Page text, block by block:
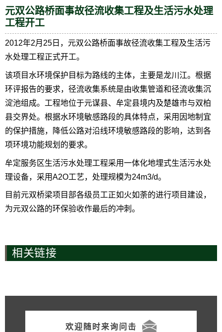
元双公路桥面事故径流收集工程及生活污水处理
工程开工
2012年2月25日，元双公路桥面事故径流收集工程及生活污
水处理工程正式开工。
该项目水环境保护目标为路线的主体，主要是龙川江。根据
环评报告的要求，径流收集系统是由收集管道和径流收集沉
淀池组成。工程地位于元谋县、牟定县境内及楚雄市与双柏
县交界处。根据水环境敏感路段的具体特点，采用因地制宜
的保护措施，降低公路对沿线环境敏感路段的影响，达到各
项环境功能规划的要求。
牟定服务区生活污水处理工程采用一体化地埋式生活污水处
理设备，采用A2O工艺，处理规模为24m3/d。
目前元双桥梁项目部各级员工正如火如荼的进行项目建设，
为元双公路的环保验收作最后的冲刺。
相关链接
欢迎随时来询问击